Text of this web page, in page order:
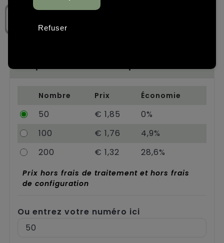
Nombre Prix Économie
50 € 1,85
0%
100
€ 1,76
4,9%
200
€ 1,32 28,6%
Ou entrez votre numéro ici
Prix hors frais de traitement et hors frais
de configuration
Refuser